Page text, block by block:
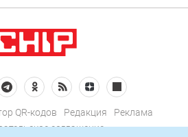
QR-кодов Редакция
Реклама
соглашение